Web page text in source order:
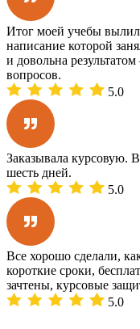
Итог моей учебы
написание которой
и довольна
вопросов.
5.0
Заказывала курсовую.
шесть дней.
5.0
Все хорошо сделали,
короткие сроки,
зачтены, курсовые
5.0